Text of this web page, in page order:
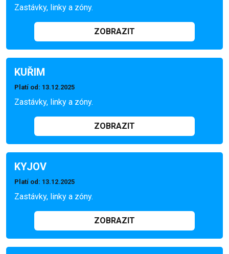
Zastávky, linky a zóny.
ZOBRAZIT
KUŘIM
Platí od: 13.12.2025
Zastávky, linky a zóny.
ZOBRAZIT
KYJOV
Platí od: 13.12.2025
Zastávky, linky a zóny.
ZOBRAZIT